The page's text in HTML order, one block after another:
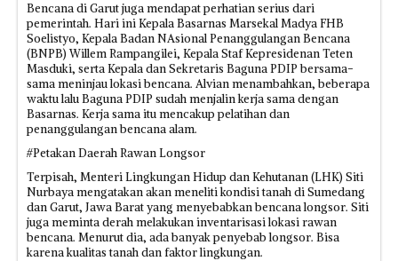
Bencana di Garut juga mendapat perhatian serius dari
pemerintah. Hari ini Kepala Basarnas Marsekal Madya FHB
Soelistyo, Kepala Badan NAsional Penanggulangan Bencana
(BNPB) Willem Rampangilei, Kepala Staf Kepresidenan Teten
Masduki, serta Kepala dan Sekretaris Baguna PDIP bersama-
sama meninjau lokasi bencana. Alvian menambahkan, beberapa
waktu lalu Baguna PDIP sudah menjalin kerja sama dengan
Basarnas. Kerja sama itu mencakup pelatihan dan
penanggulangan bencana alam.
#Petakan Daerah Rawan Longsor
Terpisah, Menteri Lingkungan Hidup dan Kehutanan (LHK) Siti
Nurbaya mengatakan akan meneliti kondisi tanah di Sumedang
dan Garut, Jawa Barat yang menyebabkan bencana longsor. Siti
juga meminta derah melakukan inventarisasi lokasi rawan
bencana. Menurut dia, ada banyak penyebab longsor. Bisa
karena kualitas tanah dan faktor lingkungan.